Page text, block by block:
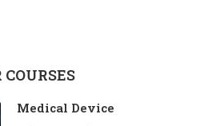
Medical Device